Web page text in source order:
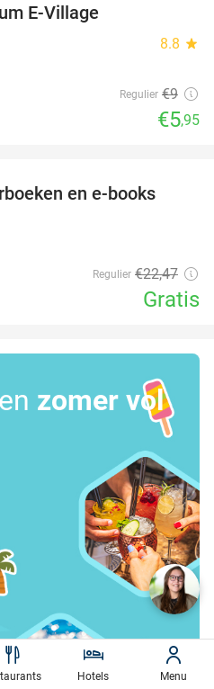
E-Village
8.8 star
Regulier €9
€5,95
en e-books
Regulier €22,47
Gratis
zomer vol
Hotels Menu